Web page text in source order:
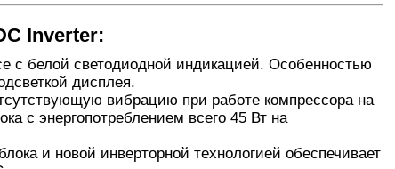
Inverter:
с белой светодиодной индикацией. Особенностью
дисплея.
вибрацию при работе компрессора на
с энергопотреблением всего 45 Вт на
и новой инверторной технологией обеспечивает